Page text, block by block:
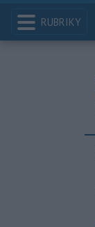
RUBRIKY